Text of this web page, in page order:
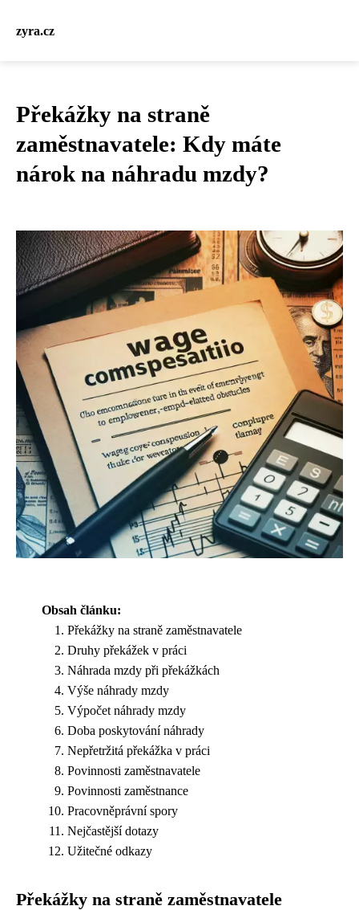
zyra.cz
Překážky na straně
zaměstnavatele: Kdy máte
nárok na náhradu mzdy?
Obsah článku:
Překážky na straně zaměstnavatele
Druhy překážek v práci
Náhrada mzdy při překážkách
Výše náhrady mzdy
Výpočet náhrady mzdy
Doba poskytování náhrady
Nepřetržitá překážka v práci
Povinnosti zaměstnavatele
Povinnosti zaměstnance
Pracovněprávní spory
Nejčastější dotazy
Užitečné odkazy
Překážky na straně zaměstnavatele